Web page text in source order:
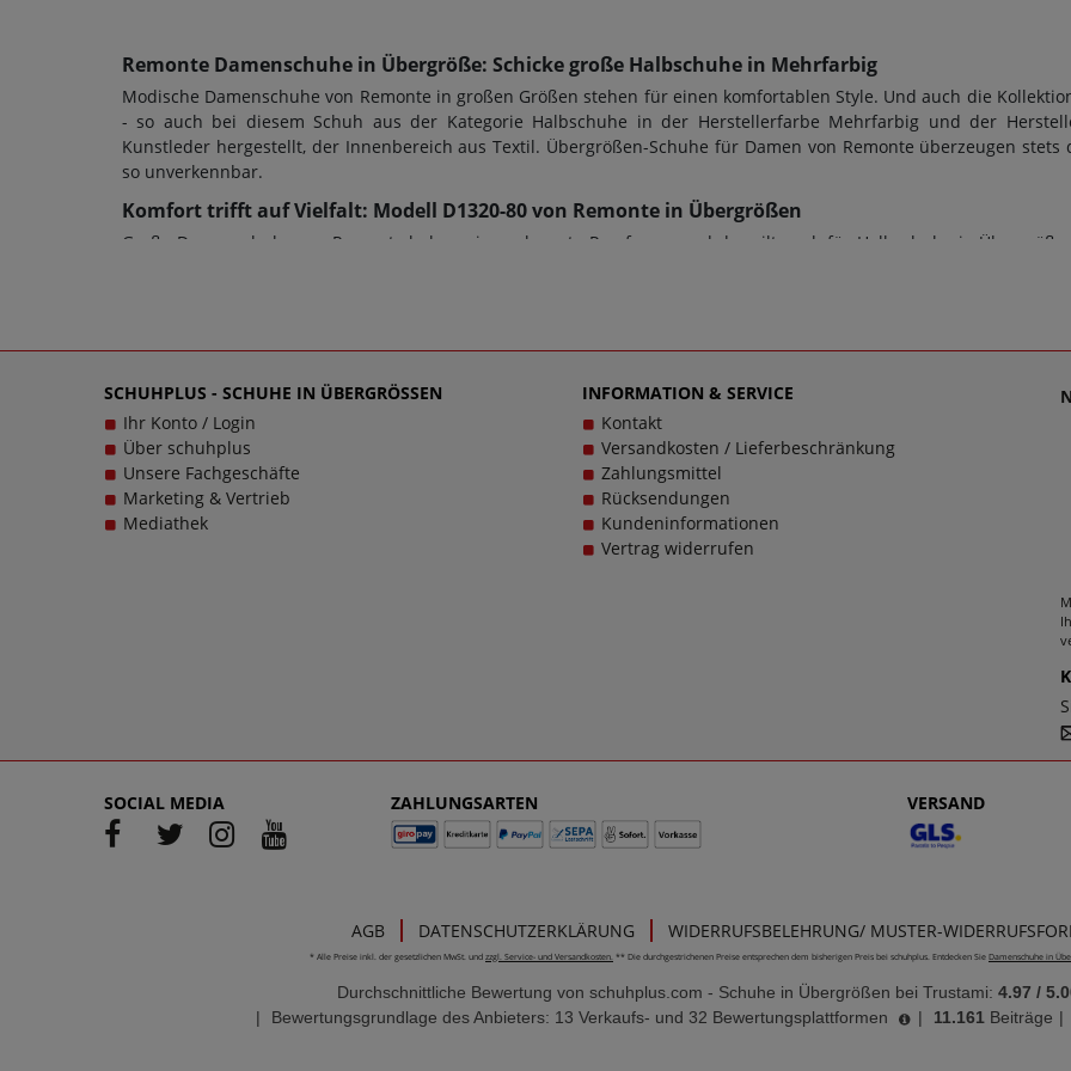
Remonte Damenschuhe in Übergröße: Schicke große Halbschuhe in Mehrfarbig
Modische Damenschuhe von Remonte in großen Größen stehen für einen komfortablen Style. Und auch die
- so auch bei diesem Schuh aus der Kategorie Halbschuhe in der Herstellerfarbe Mehrfarbig und der
Kunstleder hergestellt, der Innenbereich aus Textil. Übergrößen-Schuhe für Damen von Remonte überzeugen
so unverkennbar.
Komfort trifft auf Vielfalt: Modell D1320-80 von Remonte in Übergrößen
Große Damenschuhe von Remonte haben eine sehr gute Passform - und das gilt auch für Halbschuhe in
sollen große Schuhe von Remonte für Damen schlichtweg passen und dabei stets zu einem echten Trageerlebnis
SCHUHPLUS - SCHUHE IN ÜBERGRÖSSEN
Ihr Konto / Login
Über schuhplus
Unsere Fachgeschäfte
Marketing & Vertrieb
Mediathek
INFORMATION & SERVICE
Kontakt
Versandkosten / Lieferbeschränkung
Zahlungsmittel
Rücksendungen
Kundeninformationen
Vertrag widerrufen
SOCIAL MEDIA ZAHLUNGSARTEN VERSAND
AGB DATENSCHUTZERKLÄRUNG WIDERRUFSBELEHRUNG/ MUSTER-
* Alle Preise inkl. der gesetzlichen MwSt. und zzgl. Service- und Versandkosten. ** Die durchgestrichenen Preise entsprechen dem bisherigen Preis bei schuhplus. Entdecken Sie Damenschuhe in
Durchschnittliche Bewertung von schuhplus.com - Schuhe in Übergrößen bei Trustami: 4.97 /
|
Bewertungsgrundlage des Anbieters: 13 Verkaufs- und 32 Bewertungsplattformen | 11.161 Beiträge |